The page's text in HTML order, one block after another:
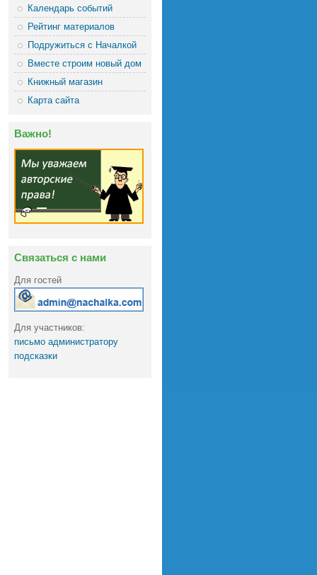
Календарь событий
Рейтинг материалов
Подружиться с Началкой
Вместе строим новый дом
Книжный магазин
Карта сайта
Важно!
Связаться с нами
Для гостей
Для участников:
письмо администратору
подсказки